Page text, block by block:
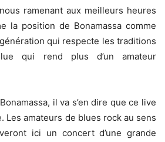
nous ramenant aux meilleurs heures
la position de Bonamassa comme
qui respecte les traditions
qui rend plus d’un amateur
il va s’en dire que ce live
Les amateurs de blues rock au sens
ici un concert d’une grande